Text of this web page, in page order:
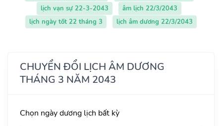
lịch vạn sự 22-3-2043
âm lịch 22/3/2043
lịch ngày tốt 22 tháng 3
lịch âm dương 22/3/2043
CHUYỂN ĐỔI LỊCH ÂM DƯƠNG
THÁNG 3 NĂM 2043
Chọn ngày dương lịch bất kỳ